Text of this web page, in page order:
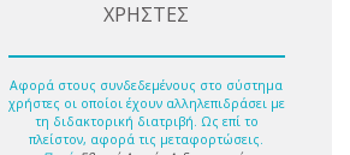
ΧΡΗΣΤΕΣ
Αφορά στους συνδεδεμένους στο σύστημα
χρήστες οι οποίοι έχουν αλληλεπιδράσει με
τη διδακτορική διατριβή. Ως επί το
πλείστον, αφορά τις μεταφορτώσεις.